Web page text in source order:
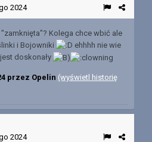
2024
Kolega chce wbić ale
i Bojowniki
ehhhh nie wie
doskonały
przez Opelin (wyświetl historię
2024